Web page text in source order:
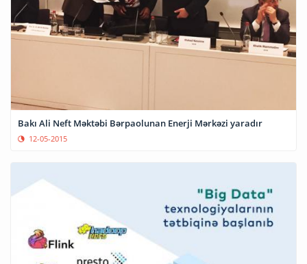
Bakı Ali Neft Məktəbi Bərpaolunan Enerji Mərkəzi yaradır
12-05-2015